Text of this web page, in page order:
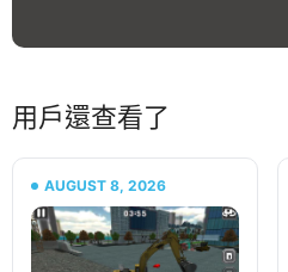
用戶還查看了
AUGUST 8, 2026